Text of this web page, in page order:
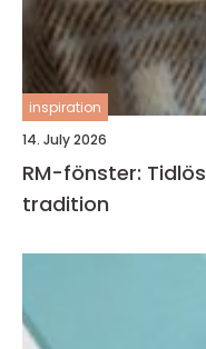
inspiration
14. July 2026
RM-fönster:
tradition